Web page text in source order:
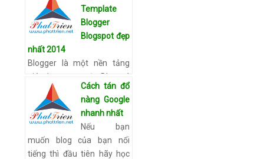
khi làm SEO Offpage.
Trong bài viết, Cách tán đổ
nàng Google nhanh nhất
mình cũng đ…
Template
Blogger
Blogspot đẹp
nhất 2014
Blogger là một nền tảng
giúp bạn tạo một Blog cá
nhân đơn giản, dễ dàng.
Chính vì vậy tùy vào nội
dung của Blog, mắt thẩm
mỹ mà mỗi người chọn cho
… Xem chi tiết
Cách tán đổ
nàng Google
nhanh nhất
Nếu bạn
muốn blog của bạn nổi
tiếng thì đầu tiên hãy học